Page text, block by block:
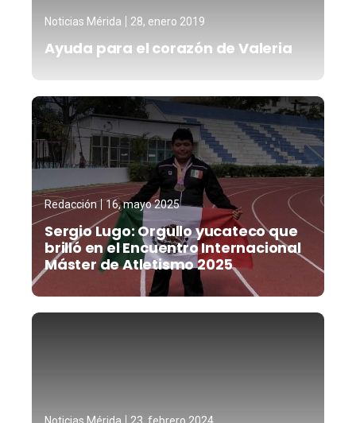
Noticias Mérida 28, enero 2019
Ayuda para el corazón de Valeria
Redacción 16, mayo 2025
Sergio Lugo: Orgullo yucateco que
brilló en el Encuentro Internacional
Máster de Atletismo 2025
Noticias Mérida 23, febrero 2024